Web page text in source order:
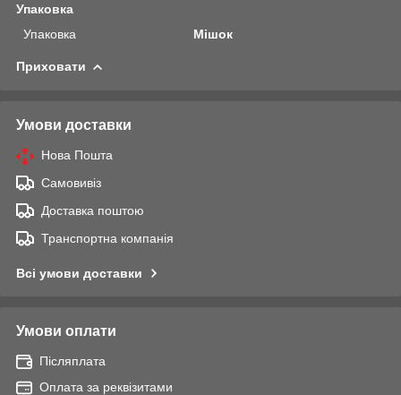
Упаковка
Упаковка
Мішок
Приховати
Умови доставки
Нова Пошта
Самовивіз
Доставка поштою
Транспортна компанія
Всі умови доставки
Умови оплати
Післяплата
Оплата за реквізитами